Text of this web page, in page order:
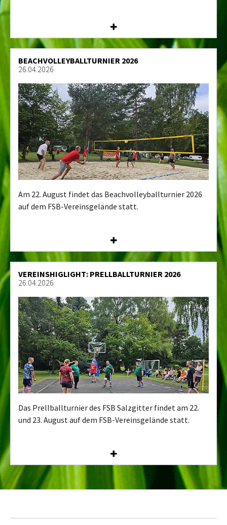
BEACHVOLLEYBALLTURNIER 2026
26.04.2026
Am 22. August findet das Beachvolleyballturnier 2026
auf dem FSB-Vereinsgelände statt.
VEREINSHIGLIGHT: PRELLBALLTURNIER 2026
26.04.2026
Das Prellballturnier des FSB Salzgitter findet am 22.
und 23. August auf dem FSB-Vereinsgelände statt.